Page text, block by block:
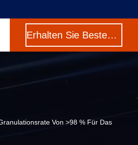
Erhalten Sie Besten Preis
Von >98 % Für Das